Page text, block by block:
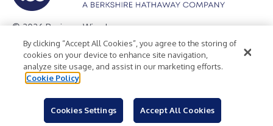
© 2026 Business Wire, Inc.
Privacy Policy Cookie Policy
Accessibility Statement
Terms of Use
Legal
By clicking “Accept All Cookies”, you agree to the storing of
cookies on your device to enhance site navigation,
analyze site usage, and assist in our marketing efforts.
Cookie Policy
Cookies Settings Accept All Cookies